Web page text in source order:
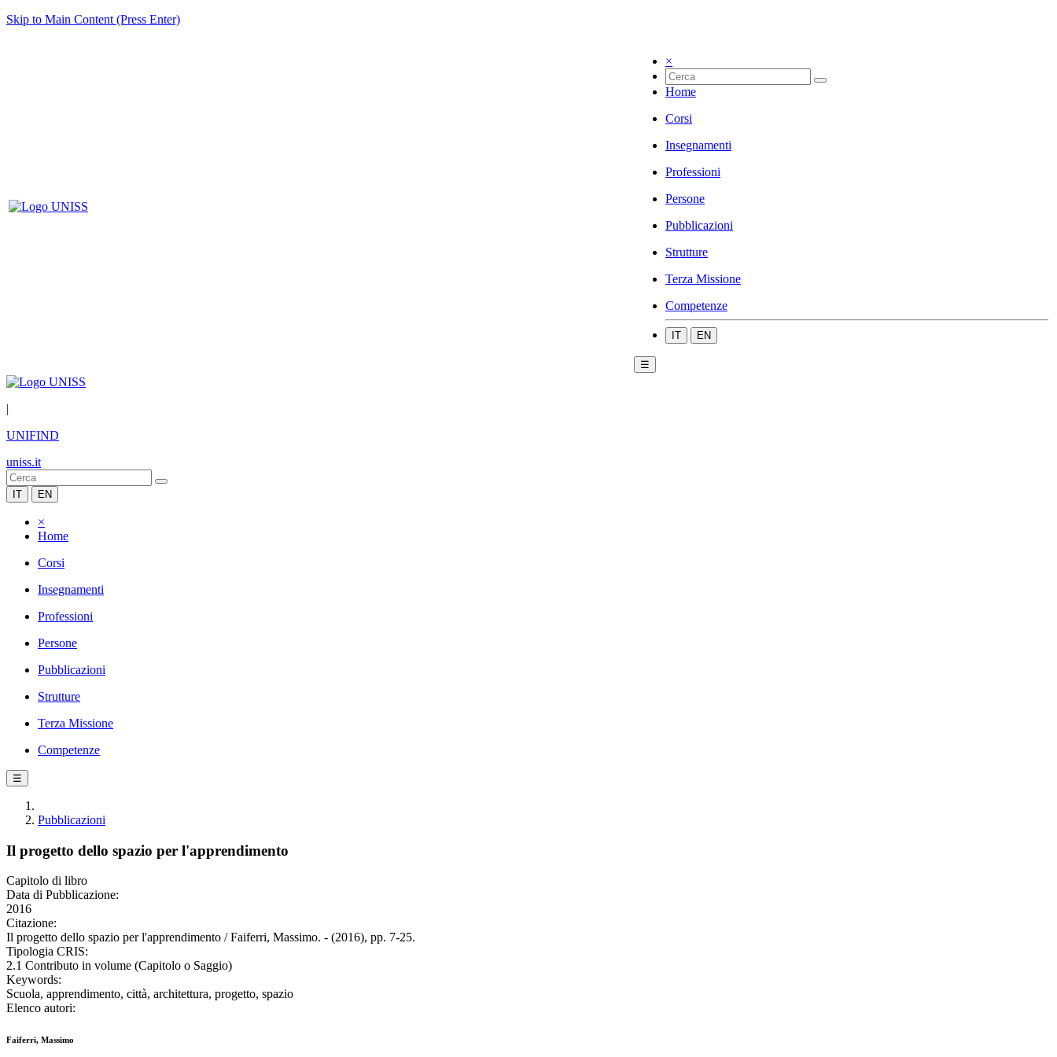
Skip to Main Content (Press Enter)
×
Home
Corsi
Insegnamenti
Professioni
Persone
Pubblicazioni
Strutture
Terza Missione
Competenze
IT EN
☰
|
UNIFIND
uniss.it
IT EN
×
Home
Corsi
Insegnamenti
Professioni
Persone
Pubblicazioni
Strutture
Terza Missione
Competenze
☰
Pubblicazioni
Il progetto dello spazio per l'apprendimento
Capitolo di libro
Data di Pubblicazione:
2016
Citazione:
Il progetto dello spazio per l'apprendimento / Faiferri, Massimo. - (2016), pp. 7-25.
Tipologia CRIS:
2.1 Contributo in volume (Capitolo o Saggio)
Keywords:
Scuola, apprendimento, città, architettura, progetto, spazio
Elenco autori:
Faiferri, Massimo